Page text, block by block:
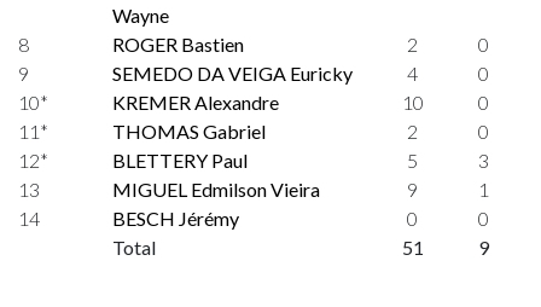
Wayne
8 ROGER Bastien 2
0
9
SEMEDO DA VEIGA Euricky 4
0
10*
KREMER Alexandre 10
0
11*
THOMAS Gabriel 2
0
12*
BLETTERY Paul 5
3
13
MIGUEL Edmilson Vieira 9
1
14
BESCH Jérémy 0
0
Total
51 9